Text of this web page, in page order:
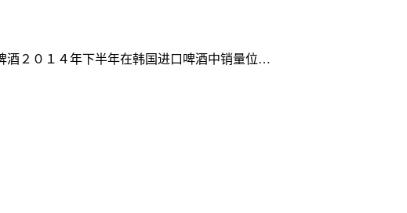
酒２０１４年下半年在韩国进口啤酒中销量位…